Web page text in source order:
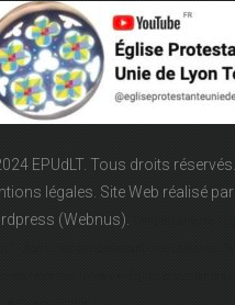
EPUdLT. Tous droits réservés.
légales. Site Web réalisé par
(Webnus).